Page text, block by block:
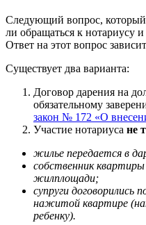
Следующий вопрос,
ли обращаться к нотариусу
Ответ на этот вопрос
Существует два варианта:
Договор дарения на
обязательному
закон № 172 «О
Участие нотариуса не
жилье передается в
собственник
жилплощади;
супруги договорились
нажитой квартире
ребенку).